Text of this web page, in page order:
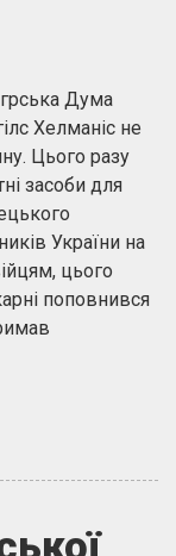
Дума
Хелманіс не
Цього разу
засоби для
України на
цього
поповнився